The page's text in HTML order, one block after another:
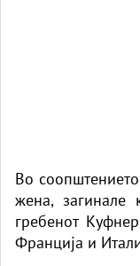
Во
жена, загинале
гребенот
Франција и